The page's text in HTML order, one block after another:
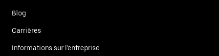
Blog
Carrières
Informations sur l'entreprise